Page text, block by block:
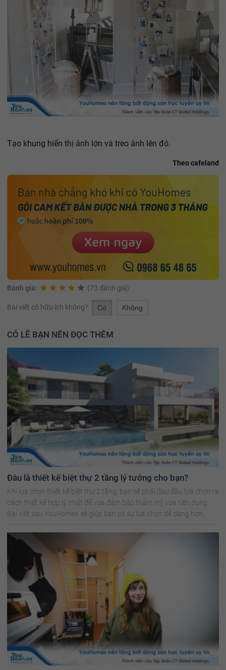
Tạo khung hiển thị ảnh lớn và treo ảnh lên đó.
Theo cafeland
Đánh giá: (73 đánh giá)
Bài viết có hữu ích không? Có Không
CÓ LẼ BẠN NÊN ĐỌC THÊM
Đâu là thiết kế biệt thự 2 tầng lý tưởng cho bạn?
Khi lựa chọn thiết kế biệt thự 2 tầng, bạn sẽ phải đau đầu lựa chọn ra
cách thiết kế hợp lý nhất để vừa đảm bảo thẩm mỹ vừa tiện dụng.
Bài viết sau YouHomes sẽ giúp bạn có sự lựa chọn dễ dàng hơn.